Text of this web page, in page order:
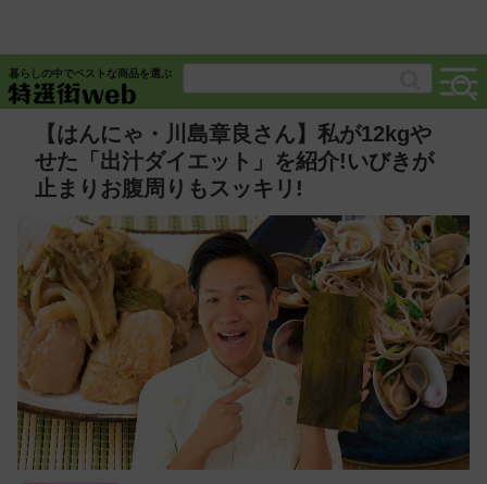
暮らしの中でベストな商品を選ぶ
【はんにゃ・川島章良さん】私が12‌kgや
せた「出汁ダイエット」を紹介!いびきが
止まりお腹周りもスッキリ!